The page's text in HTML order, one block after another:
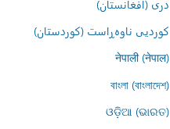
درى (افغانستان)
کوردیی ناوەڕاست (کوردستان)
नेपाली (नेपाल)
বাংলা (বাংলাদেশ)
ଓଡ଼ିଆ (ଭାରତ)